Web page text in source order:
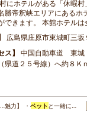
にホテルがある「休暇
勝帝釈峡エリアにあるホ
できます。 本館ホテル
広島県庄原市東城町三坂
ス
中国自動車道 東城
県道２５号線）へ約８Ｋ
…魅力】 ・ペット と一緒に…